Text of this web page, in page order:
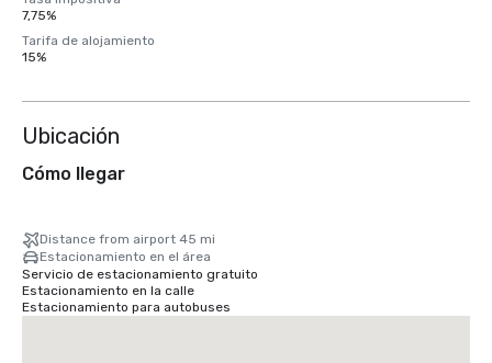
7,75%
Tarifa de alojamiento
15%
Ubicación
Cómo llegar
Distance from airport 45 mi
Estacionamiento en el área
Servicio de estacionamiento gratuito
Estacionamiento en la calle
Estacionamiento para autobuses